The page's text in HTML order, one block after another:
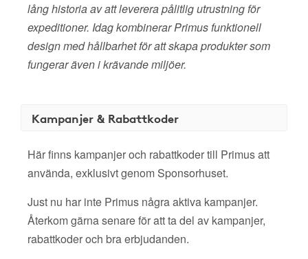
lång historia av att leverera pålitlig utrustning för
expeditioner. Idag kombinerar Primus funktionell
design med hållbarhet för att skapa produkter som
fungerar även i krävande miljöer.
Kampanjer & Rabattkoder
Här finns kampanjer och rabattkoder till Primus att
använda, exklusivt genom Sponsorhuset.
Just nu har inte Primus några aktiva kampanjer.
Återkom gärna senare för att ta del av kampanjer,
rabattkoder och bra erbjudanden.